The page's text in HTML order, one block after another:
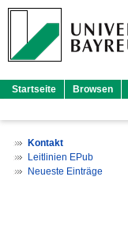
Startseite Browsen
Kontakt
Leitlinien EPub
Neueste Einträge